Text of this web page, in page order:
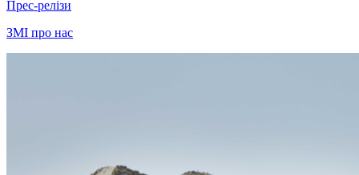
Прес-релізи
ЗМІ про нас